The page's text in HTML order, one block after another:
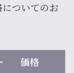
ついてのお
価格